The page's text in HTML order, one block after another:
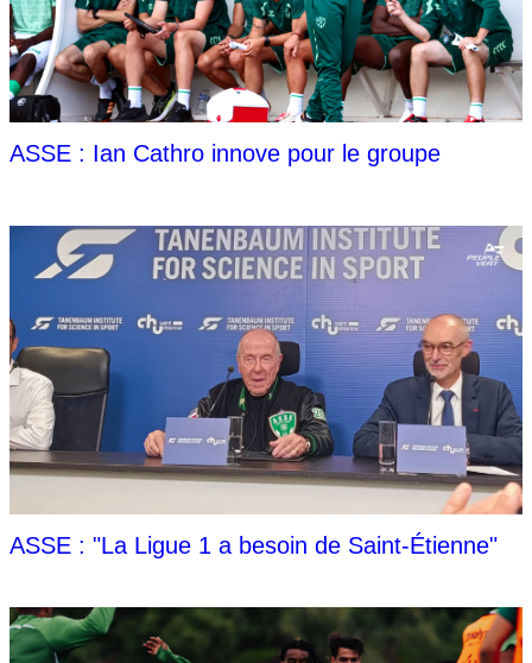
ASSE : Ian Cathro innove pour le groupe
ASSE : "La Ligue 1 a besoin de Saint-Étienne"